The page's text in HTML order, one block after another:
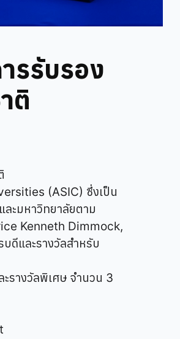
รรับรอง
ติ
(ASIC) ซึ่งเป็น
ะมหาวิทยาลัยตาม
Kenneth Dimmock,
ดีและรางวัลสำหรับ
รางวัลพิเศษ จำนวน 3